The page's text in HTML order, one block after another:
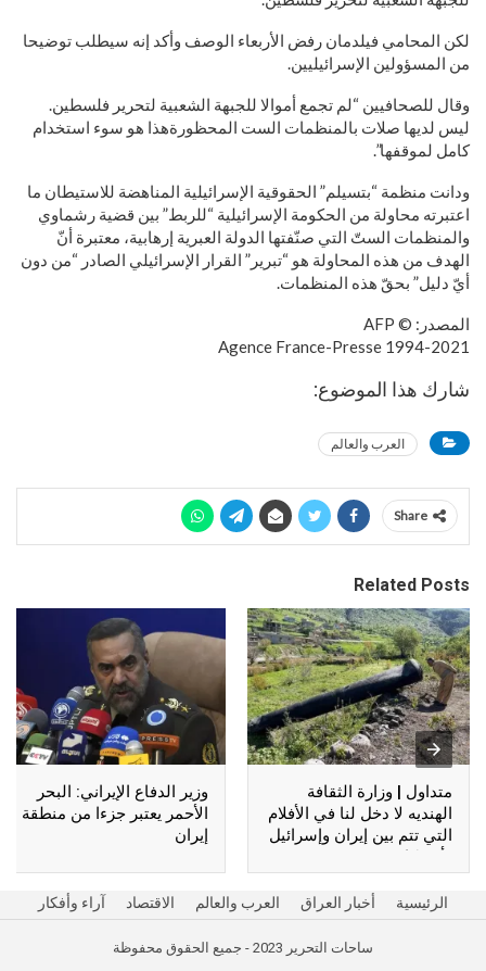
لكن المحامي فيلدمان رفض الأربعاء الوصف وأكد إنه سيطلب توضيحا
من المسؤولين الإسرائيليين.
وقال للصحافيين “لم تجمع أموالا للجبهة الشعبية لتحرير فلسطين.
ليس لديها صلات بالمنظمات الست المحظورةهذا هو سوء استخدام
كامل لموقفها”.
ودانت منظمة “بتسيلم” الحقوقية الإسرائيلية المناهضة للاستيطان ما
اعتبرته محاولة من الحكومة الإسرائيلية “للربط” بين قضية رشماوي
والمنظمات الستّ التي صنّفتها الدولة العبرية إرهابية، معتبرة أنّ
الهدف من هذه المحاولة هو “تبرير” القرار الإسرائيلي الصادر “من دون
أيّ دليل” بحقّ هذه المنظمات.
المصدر: © AFP
1994-2021 Agence France-Presse
شارك هذا الموضوع:
العرب والعالم
Share
Related Posts
متداول | وزارة الثقافة
الهنديه لا دخل لنا في الأفلام
التي تتم بين إيران وإسرائيل
وأمريكا !!
وزير الدفاع الإيراني: البحر
الأحمر يعتبر جزءا من منطقة
إيران
الرئيسية أخبار العراق العرب والعالم الاقتصاد آراء وأفكار
ساحات التحرير 2023 - جميع الحقوق محفوظة